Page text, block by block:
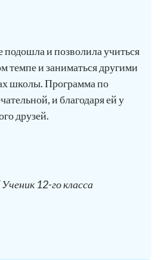
и позволила учиться
темпе и заниматься другими
школы. Программа по
и благодаря ей у
друзей.
12-го класса